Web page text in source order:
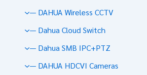
— DAHUA Wireless CCTV
— Dahua Cloud Switch
— Dahua SMB IPC+PTZ
— DAHUA HDCVI Cameras